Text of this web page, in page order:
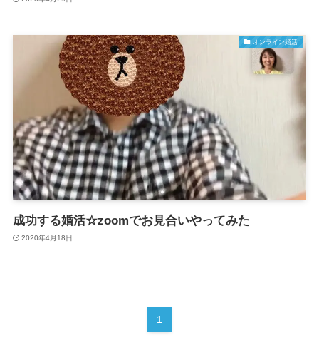
オンライン婚活
成功する婚活☆zoomでお見合いやってみた
2020年4月18日
1